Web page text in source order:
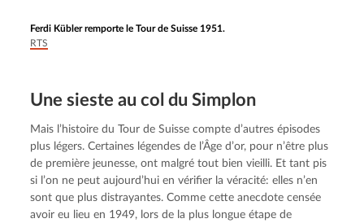
Ferdi Kübler remporte le Tour de Suisse 1951.
RTS
Une sieste au col du Simplon
Mais l’histoire du Tour de Suisse compte d’autres épisodes
plus légers. Certaines légendes de l’Âge d’or, pour n’être plus
de première jeunesse, ont malgré tout bien vieilli. Et tant pis
si l’on ne peut aujourd’hui en vérifier la véracité: elles n’en
sont que plus distrayantes. Comme cette anecdote censée
avoir eu lieu en 1949, lors de la plus longue étape de